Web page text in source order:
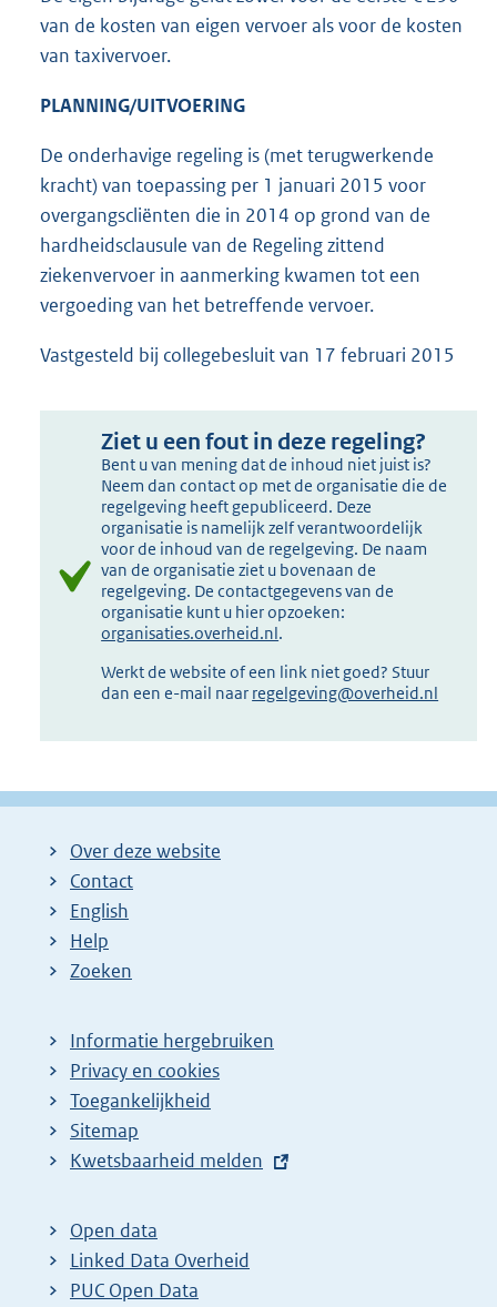
van de kosten van eigen vervoer als voor de kosten
van taxivervoer.
PLANNING/UITVOERING
De onderhavige regeling is (met terugwerkende
kracht) van toepassing per 1 januari 2015 voor
overgangscliënten die in 2014 op grond van de
hardheidsclausule van de Regeling zittend
ziekenvervoer in aanmerking kwamen tot een
vergoeding van het betreffende vervoer.
Vastgesteld bij collegebesluit van 17 februari 2015
Ziet u een fout in deze regeling?
Bent u van mening dat de inhoud niet juist is?
Neem dan contact op met de organisatie die de
regelgeving heeft gepubliceerd. Deze
organisatie is namelijk zelf verantwoordelijk
voor de inhoud van de regelgeving. De naam
van de organisatie ziet u bovenaan de
regelgeving. De contactgegevens van de
organisatie kunt u hier opzoeken:
organisaties.overheid.nl.
Werkt de website of een link niet goed? Stuur
dan een e-mail naar regelgeving@overheid.nl
Over deze website
Contact
English
Help
Zoeken
Informatie hergebruiken
Privacy en cookies
Toegankelijkheid
Sitemap
E
t
e
r
Kwetsbaarheid melden
Open data
Linked Data Overheid
PUC Open Data